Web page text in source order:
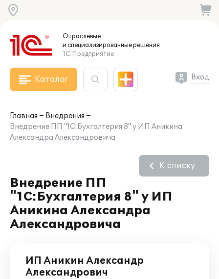
Отраслевые
и специализированныерешения
1С:Предприятие
Каталог Вход
Главная
Внедрения
Внедрение ПП "1С:Бухгалтерия 8" у ИП Аникина
Александра Александровича
Внедрение ПП
"1С:Бухгалтерия 8" у ИП
Аникина Александра
Александровича
К списку
ИП Аникин Александр
Александрович